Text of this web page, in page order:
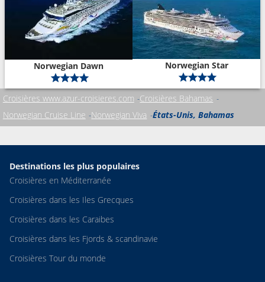
Norwegian Dawn Norwegian Star
Croisières www.azur-croisieres.com Croisières Bahamas
Norwegian Cruise Line Norwegian Viva États-Unis, Bahamas
Destinations les plus populaires
Croisières en Méditerranée
Croisières dans les Iles Grecques
Croisières dans les Caraibes
Croisières dans les Fjords & scandinavie
Croisières Tour du monde